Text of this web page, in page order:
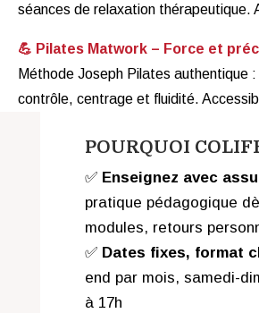
séances de relaxation thérapeutique.
💪 Pilates Matwork – Force et
Méthode Joseph Pilates authentique
contrôle, centrage et fluidité.
POURQUOI
✅ Enseignez avec
pratique pédagogique
modules, retours
✅Dates fixes, format
end par mois, samedi-
à 17h